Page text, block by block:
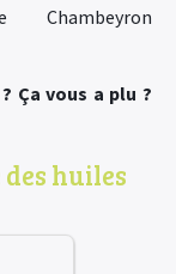
Ça vous a plu ?
huiles